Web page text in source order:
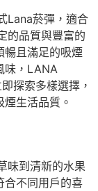
Lana菸彈，適合
的品質與豐富的
暢且滿足的吸煙
味，LANA
探索多樣選擇，
生活品質。
味到清新的水果
合不同用戶的喜